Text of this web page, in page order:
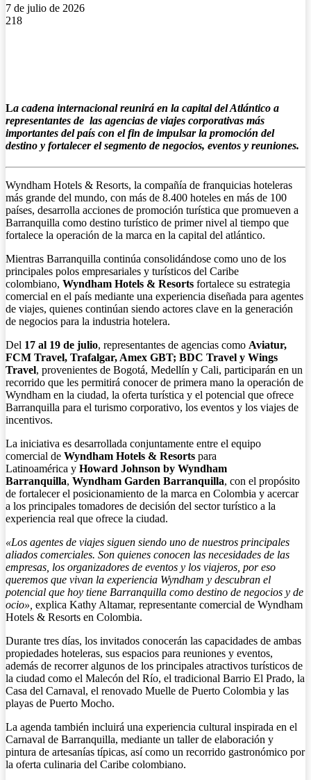
7 de julio de 2026
218
La cadena internacional reunirá en la capital del Atlántico a
representantes de las agencias de viajes corporativas más
importantes del país con el fin de impulsar la promoción del
destino y fortalecer el segmento de negocios, eventos y reuniones.
Wyndham Hotels & Resorts, la compañía de franquicias hoteleras
más grande del mundo, con más de 8.400 hoteles en más de 100
países, desarrolla acciones de promoción turística que promueven a
Barranquilla como destino turístico de primer nivel al tiempo que
fortalece la operación de la marca en la capital del atlántico.
Mientras Barranquilla continúa consolidándose como uno de los
principales polos empresariales y turísticos del Caribe
colombiano, Wyndham Hotels & Resorts fortalece su estrategia
comercial en el país mediante una experiencia diseñada para agentes
de viajes, quienes continúan siendo actores clave en la generación
de negocios para la industria hotelera.
Del 17 al 19 de julio, representantes de agencias como Aviatur,
FCM Travel, Trafalgar, Amex GBT; BDC Travel y Wings
Travel, provenientes de Bogotá, Medellín y Cali, participarán en un
recorrido que les permitirá conocer de primera mano la operación de
Wyndham en la ciudad, la oferta turística y el potencial que ofrece
Barranquilla para el turismo corporativo, los eventos y los viajes de
incentivos.
La iniciativa es desarrollada conjuntamente entre el equipo
comercial de Wyndham Hotels & Resorts para
Latinoamérica y Howard Johnson by Wyndham
Barranquilla, Wyndham Garden Barranquilla, con el propósito
de fortalecer el posicionamiento de la marca en Colombia y acercar
a los principales tomadores de decisión del sector turístico a la
experiencia real que ofrece la ciudad.
«Los agentes de viajes siguen siendo uno de nuestros principales
aliados comerciales. Son quienes conocen las necesidades de las
empresas, los organizadores de eventos y los viajeros, por eso
queremos que vivan la experiencia Wyndham y descubran el
potencial que hoy tiene Barranquilla como destino de negocios y de
ocio», explica Kathy Altamar, representante comercial de Wyndham
Hotels & Resorts en Colombia.
Durante tres días, los invitados conocerán las capacidades de ambas
propiedades hoteleras, sus espacios para reuniones y eventos,
además de recorrer algunos de los principales atractivos turísticos de
la ciudad como el Malecón del Río, el tradicional Barrio El Prado, la
Casa del Carnaval, el renovado Muelle de Puerto Colombia y las
playas de Puerto Mocho.
La agenda también incluirá una experiencia cultural inspirada en el
Carnaval de Barranquilla, mediante un taller de elaboración y
pintura de artesanías típicas, así como un recorrido gastronómico por
la oferta culinaria del Caribe colombiano.